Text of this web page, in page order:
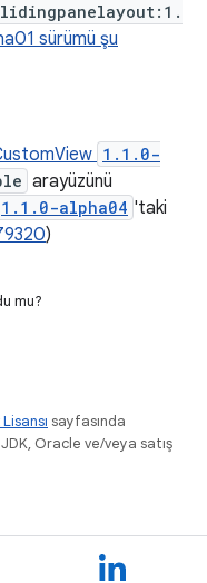
sürümü şu
1.1.0-
arayüzünü
1.1.0-alpha04 'taki
)
mu?
sayfasında
Oracle ve/veya satış